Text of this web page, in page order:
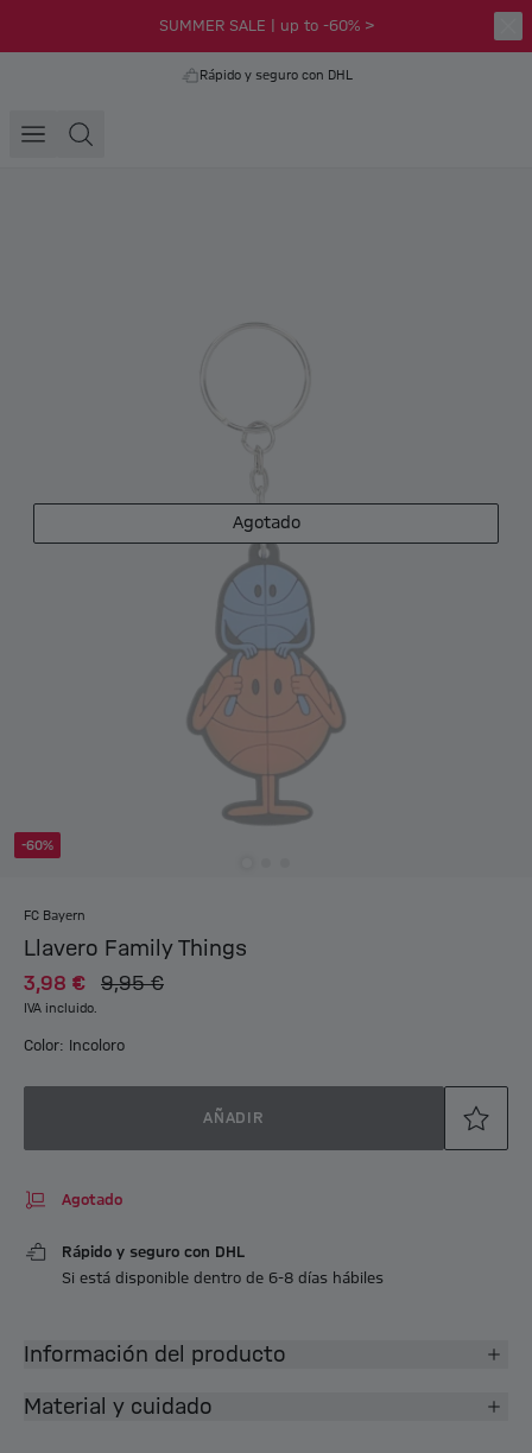
SUMMER SALE | up to -60% >
Rápido y seguro con DHL
-60%
Agotado
FC Bayern
Llavero Family Things
3,98 € 9,95 €
IVA incluido.
Color: Incoloro
AÑADIR
Agotado
Rápido y seguro con DHL
Si está disponible dentro de 6-8 días hábiles
Información del producto
Material y cuidado